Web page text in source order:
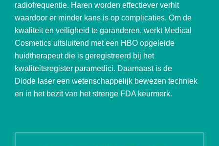
radiofrequentie. Haren worden effectiever verhit
waardoor er minder kans is op complicaties. Om de
kwaliteit en veiligheid te garanderen, werkt Medical
Cosmetics uitsluitend met een HBO opgeleide
huidtherapeut die is geregistreerd bij het
kwaliteitsregister paramedici. Daarnaast is de
Diode laser een wetenschappelijk bewezen techniek
en in het bezit van het strenge FDA keurmerk.